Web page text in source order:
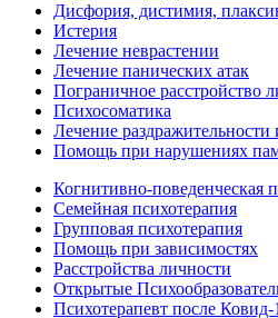
Дисфория, дистимия,
Истерия
Лечение неврастении
Лечение панических атак
Пограничное расстройство
Психосоматика
Лечение раздражительности
Помощь при нарушениях
Когнитивно-поведенческая
Семейная психотерапия
Групповая психотерапия
Помощь при зависимостях
Расстройства личности
Открытые
Психотерапевт после Ковид-